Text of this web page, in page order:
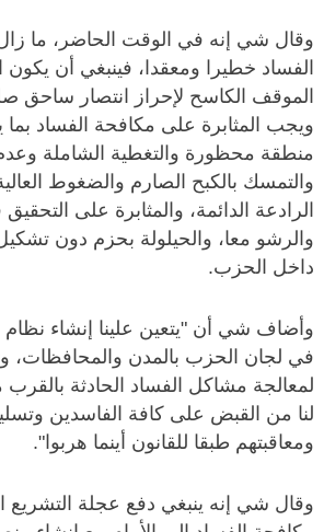
وقال شي إنه في الوقت الحاضر، ما
الفساد خطيرا ومعقدا، فينبغي أن
الموقف الكاسح لإحراز انتصار ساحق
ويجب المثابرة على مكافحة الفساد بما
منطقة محظورة والتغطية الشاملة وعدم
والتمسك بالكبح الصارم والضغوط العالية
الرادعة الدائمة، والمثابرة على
والرشو معا، والحيلولة بحزم دون
داخل الحزب.
وأضاف شي أن "يتعين علينا إنشاء نظام
في لجان الحزب بالمدن والمحافظات،
لمعالجة مشاكل الفساد الحادثة بالقرب
لنا من القبض على كافة الفاسدين
ومعاقبتهم طبقا للقانون أينما هربوا".
وقال شي إنه ينبغي دفع عجلة التشريع